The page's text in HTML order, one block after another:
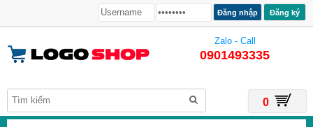
Đăng ký
Zalo - Call
0901493335
0